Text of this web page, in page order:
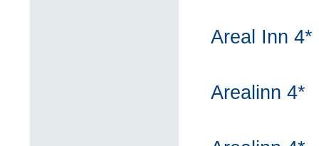
Areal Inn 4*
Arealinn 4*